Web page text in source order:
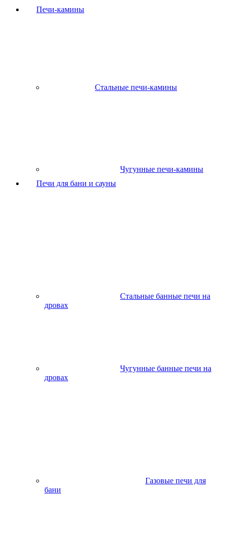
Печи-камины
Стальные печи-камины
Чугунные печи-камины
Печи для бани и сауны
Стальные банные печи на
дровах
Чугунные банные печи на
дровах
Газовые печи для
бани